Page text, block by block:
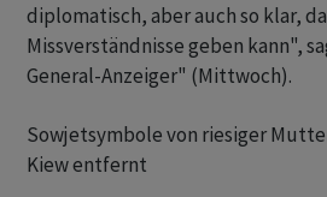
diplomatisch, aber auch so klar,
Missverständnisse geben kann",
General-Anzeiger" (Mittwoch).
Sowjetsymbole von riesiger
Kiew entfernt